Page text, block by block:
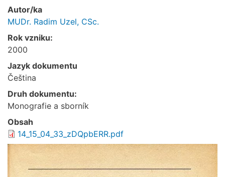
Autor/ka
MUDr. Radim Uzel, CSc.
Rok vzniku:
2000
Jazyk dokumentu
Čeština
Druh dokumentu:
Monografie a sborník
Obsah
14_15_04_33_zDQpbERR.pdf